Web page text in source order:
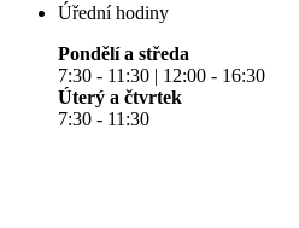
Úřední hodiny
Pondělí a středa
7:30 - 11:30 | 12:00 - 16:30
Úterý a čtvrtek
7:30 - 11:30